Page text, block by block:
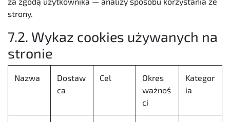
strony.
7.2. Wykaz cookies używanych na
stronie
Nazwa
Dostaw
ca
Cel
Okres
ważnoś
ci
Kategor
ia